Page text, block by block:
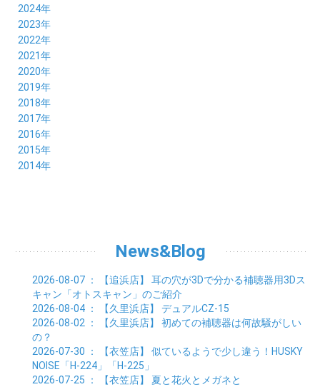
12月 (5)
11月 (3)
10月 (6)
09月 (5)
08月 (6)
07月 (4)
06月 (7)
05月 (6)
04月 (8)
03月 (6)
02月 (5)
01月 (7)
2024年
12月 (4)
11月 (8)
10月 (6)
09月 (7)
08月 (8)
07月 (5)
06月 (6)
05月 (4)
04月 (7)
03月 (6)
02月 (5)
2023年
12月 (3)
11月 (6)
10月 (6)
09月 (6)
08月 (8)
07月 (8)
06月 (8)
05月 (9)
04月 (8)
03月 (8)
2022年
12月 (12)
11月 (6)
10月 (5)
09月 (7)
08月 (5)
07月 (3)
06月 (5)
05月 (7)
04月 (6)
2021年
12月 (5)
11月 (5)
10月 (6)
09月 (5)
08月 (11)
07月 (5)
06月 (6)
05月 (6)
2020年
12月 (3)
11月 (6)
10月 (5)
09月 (8)
08月 (6)
07月 (7)
06月 (6)
2019年
12月 (7)
11月 (4)
10月 (8)
09月 (4)
08月 (7)
07月 (3)
2018年
12月 (8)
11月 (7)
10月 (8)
09月 (5)
08月 (7)
01月 (8)
2017年
12月 (6)
11月 (6)
10月 (5)
02月 (6)
01月 (6)
2016年
12月 (8)
11月 (4)
03月 (7)
02月 (8)
01月 (8)
2015年
12月 (8)
06月 (4)
2014年
News&Blog
2026-08-07 ： 【追浜店】 耳の穴が3Dで分かる補聴器用3Dス
キャン「オトスキャン」のご紹介
2026-08-04 ： 【久里浜店】 デュアルCZ-15
2026-08-02 ： 【久里浜店】 初めての補聴器は何故騒がしい
の？
2026-07-30 ： 【衣笠店】 似ているようで少し違う！HUSKY
NOISE「H-224」「H-225」
2026-07-25 ： 【衣笠店】 夏と花火とメガネと